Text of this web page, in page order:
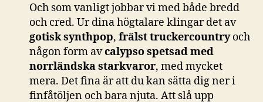
Och som vanligt jobbar vi med både bredd
och cred. Ur dina högtalare klingar det av
gotisk synthpop, frälst truckercountryoch
någon form avcalypso spetsad med
norrländska starkvaror, med mycket
mera. Det fina är att du kan sätta dig ner i
finfåtöljen och bara njuta. Att slå upp